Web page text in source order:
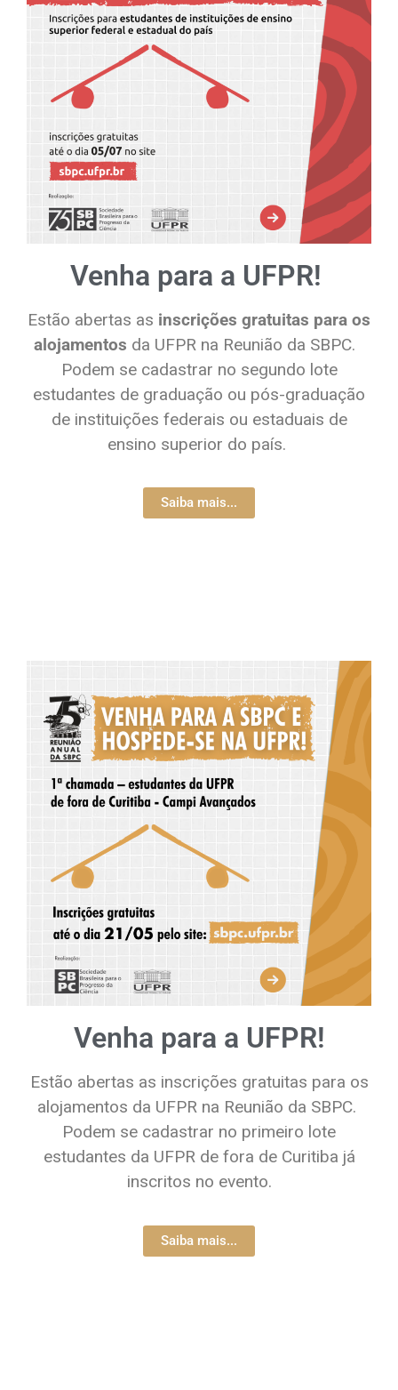
Venha para a UFPR!
Estão abertas as inscrições gratuitas para os
alojamentos da UFPR na Reunião da SBPC.
Podem se cadastrar no segundo lote
estudantes de graduação ou pós-graduação
de instituições federais ou estaduais de
ensino superior do país.
Saiba mais...
Venha para a UFPR!
Estão abertas as inscrições gratuitas para os
alojamentos da UFPR na Reunião da SBPC.
Podem se cadastrar no primeiro lote
estudantes da UFPR de fora de Curitiba já
inscritos no evento.
Saiba mais...